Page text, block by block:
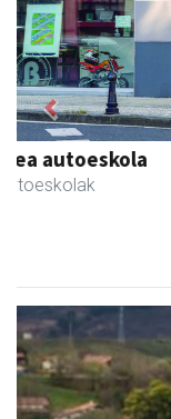
Ikasmin
Urnieta - Ikasketa
Previous